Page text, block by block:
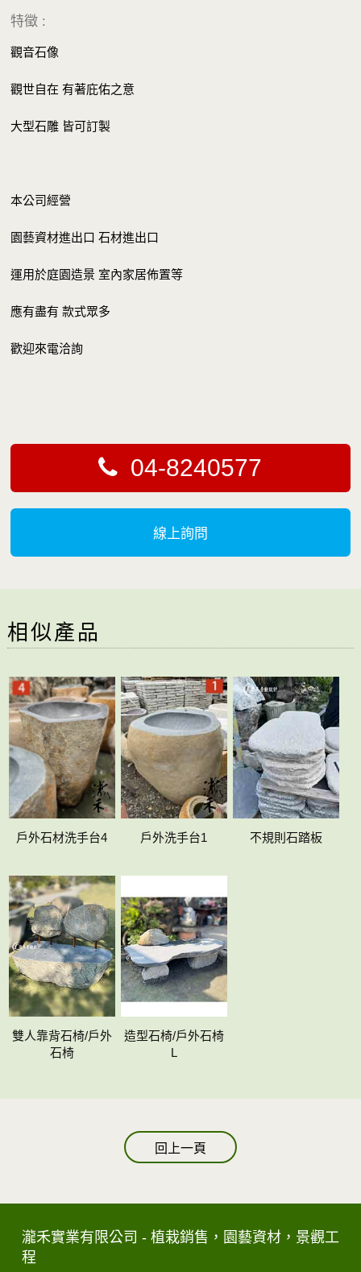
特徵 :
觀音石像
觀世自在 有著庇佑之意
大型石雕 皆可訂製
本公司經營
園藝資材進出口 石材進出口
運用於庭園造景 室內家居佈置等
應有盡有 款式眾多
歡迎來電洽詢
04-8240577
線上詢問
相似產品
戶外石材洗手台4 戶外洗手台1 不規則石踏板
雙人靠背石椅/戶外
石椅
造型石椅/戶外石椅
L
回上一頁
瀧禾實業有限公司 - 植栽銷售，園藝資材，景觀工
程